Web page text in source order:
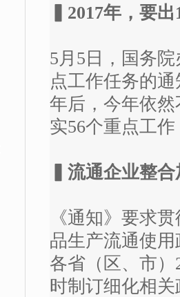
▍2017年，要出
5月5日，国务
点工作任务的
年后，今年依
实56个重点工
▍流通企业整
《通知》要求
品生产流通使
各省（区、市
时制订细化相